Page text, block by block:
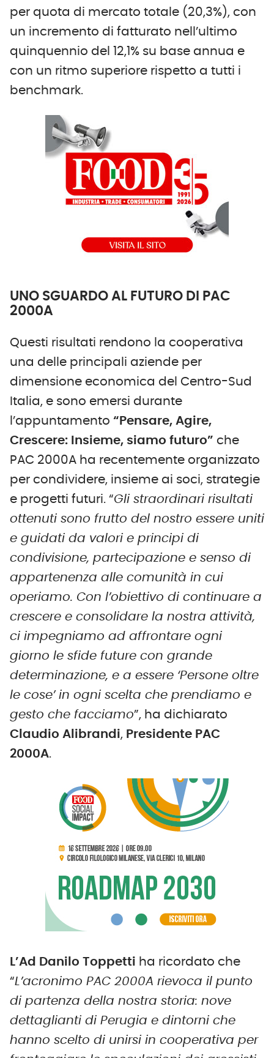
per quota di mercato totale (20,3%), con
un incremento di fatturato nell’ultimo
quinquennio del 12,1% su base annua e
con un ritmo superiore rispetto a tutti i
benchmark.
UNO SGUARDO AL FUTURO DI PAC
2000A
Questi risultati rendono la cooperativa
una delle principali aziende per
dimensione economica del Centro-Sud
Italia, e sono emersi durante
l’appuntamento “Pensare, Agire,
Crescere: Insieme, siamo futuro” che
PAC 2000A ha recentemente organizzato
per condividere, insieme ai soci, strategie
e progetti futuri. “Gli straordinari risultati
ottenuti sono frutto del nostro essere uniti
e guidati da valori e principi di
condivisione, partecipazione e senso di
appartenenza alle comunità in cui
operiamo. Con l’obiettivo di continuare a
crescere e consolidare la nostra attività,
ci impegniamo ad affrontare ogni
giorno le sfide future con grande
determinazione, e a essere ‘Persone oltre
le cose’ in ogni scelta che prendiamo e
gesto che facciamo”, ha dichiarato
Claudio Alibrandi, Presidente PAC
2000A.
L’Ad Danilo Toppetti ha ricordato che
“L’acronimo PAC 2000A rievoca il punto
di partenza della nostra storia: nove
dettaglianti di Perugia e dintorni che
hanno scelto di unirsi in cooperativa per